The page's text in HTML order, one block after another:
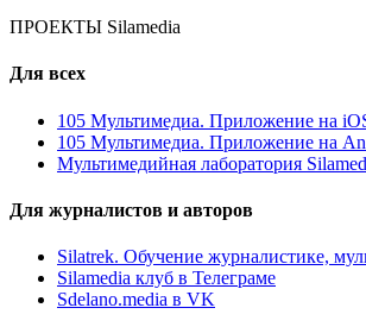
ПРОЕКТЫ Silamedia
Для всех
105 Мультимедиа. Приложение на
105 Мультимедиа. Приложение на
Мультимедийная лаборатория
Для журналистов и авторов
Silatrek. Обучение журналистике,
Silamedia клуб в Телеграме
Sdelano.media в VK